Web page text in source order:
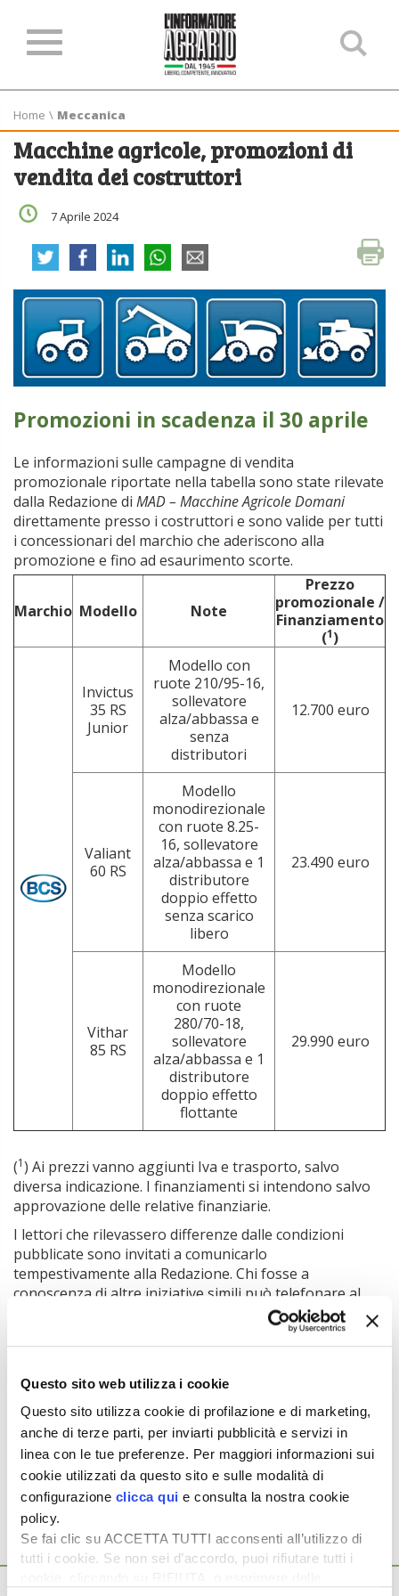
Questo sito web utilizza i cookie
Questo sito utilizza cookie di profilazione e di marketing,
anche di terze parti, per inviarti pubblicità e servizi in
linea con le tue preferenze. Per maggiori informazioni sui
cookie utilizzati da questo sito e sulle modalità di
configurazione clicca qui e consulta la nostra cookie
policy.
Se fai clic su ACCETTA TUTTI acconsenti all’utilizzo di
tutti i cookie. Se non sei d’accordo, puoi rifiutare tutti i
Home \ Meccanica
Macchine agricole, promozioni di
vendita dei costruttori
7 Aprile 2024
Promozioni in scadenza il 30 aprile
Le informazioni sulle campagne di vendita
promozionale riportate nella tabella sono state rilevate
dalla Redazione di MAD – Macchine Agricole Domani
direttamente presso i costruttori e sono valide per tutti
i concessionari del marchio che aderiscono alla
promozione e fino ad esaurimento scorte.
Marchio Modello Note
Prezzo
promozionale /
Finanziamento
(1)
Invictus
35 RS
Junior
Modello con
ruote 210/95-16,
sollevatore
alza/abbassa e
senza
distributori
12.700 euro
Valiant
60 RS
Modello
monodirezionale
con ruote 8.25-
16, sollevatore
alza/abbassa e 1
distributore
doppio effetto
senza scarico
libero
23.490 euro
Vithar
85 RS
Modello
monodirezionale
con ruote
280/70-18,
sollevatore
alza/abbassa e 1
distributore
doppio effetto
flottante
29.990 euro
(1) Ai prezzi vanno aggiunti Iva e trasporto, salvo
diversa indicazione. I finanziamenti si intendono salvo
approvazione delle relative finanziarie.
I lettori che rilevassero differenze dalle condizioni
pubblicate sono invitati a comunicarlo
tempestivamente alla Redazione. Chi fosse a
conoscenza di altre iniziative simili può telefonare al
numero 045.8057547 o inviare una e-mail a
– Macchine Agricole Domanin. 4/2025,
Argomenti:
ACQUISTO MACCHINE AGRICOLE
Ti potrebbero interessare anche...